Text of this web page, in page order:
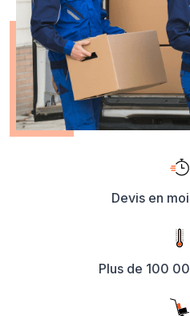
Devis en
Plus de 100